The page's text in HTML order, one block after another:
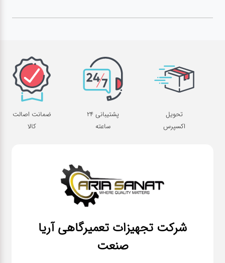
مکانیکی
جلوبندی
صافکاری
تحویل
اکسپرس
پشتیبانی 24
ساعته
ضمانت اصالت
کالا
شرکت تجهیزات تعمیرگاهی آریا
صنعت